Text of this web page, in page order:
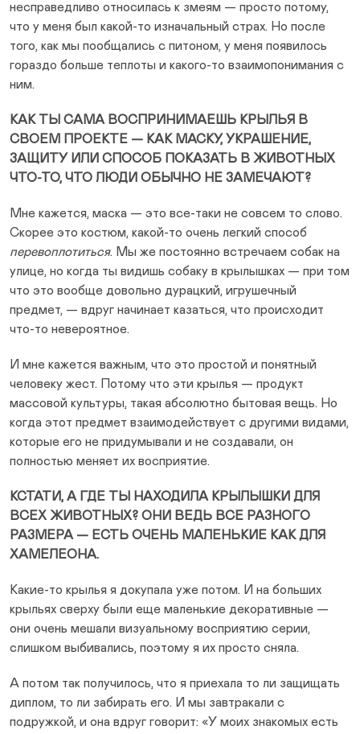
несправедливо относилась к змеям — просто потому,
что у меня был какой-то изначальный страх. Но после
того, как мы пообщались с питоном, у меня появилось
гораздо больше теплоты и какого-то взаимопонимания с
ним.
КАК ТЫ САМА ВОСПРИНИМАЕШЬ КРЫЛЬЯ В
СВОЕМ ПРОЕКТЕ — КАК МАСКУ, УКРАШЕНИЕ,
ЗАЩИТУ ИЛИ СПОСОБ ПОКАЗАТЬ В ЖИВОТНЫХ
ЧТО-ТО, ЧТО ЛЮДИ ОБЫЧНО НЕ ЗАМЕЧАЮТ?
Мне кажется, маска — это все-таки не совсем то слово.
Скорее это костюм, какой-то очень легкий способ
перевоплотиться. Мы же постоянно встречаем собак на
улице, но когда ты видишь собаку в крылышках — при том
что это вообще довольно дурацкий, игрушечный
предмет, — вдруг начинает казаться, что происходит
что-то невероятное.
И мне кажется важным, что это простой и понятный
человеку жест. Потому что эти крылья — продукт
массовой культуры, такая абсолютно бытовая вещь. Но
когда этот предмет взаимодействует с другими видами,
которые его не придумывали и не создавали, он
полностью меняет их восприятие.
КСТАТИ, А ГДЕ ТЫ НАХОДИЛА КРЫЛЫШКИ ДЛЯ
ВСЕХ ЖИВОТНЫХ? ОНИ ВЕДЬ ВСЕ РАЗНОГО
РАЗМЕРА — ЕСТЬ ОЧЕНЬ МАЛЕНЬКИЕ КАК ДЛЯ
ХАМЕЛЕОНА.
Какие-то крылья я докупала уже потом. И на больших
крыльях сверху были еще маленькие декоративные —
они очень мешали визуальному восприятию серии,
слишком выбивались, поэтому я их просто сняла.
А потом так получилось, что я приехала то ли защищать
диплом, то ли забирать его. И мы завтракали с
подружкой, и она вдруг говорит: «У моих знакомых есть